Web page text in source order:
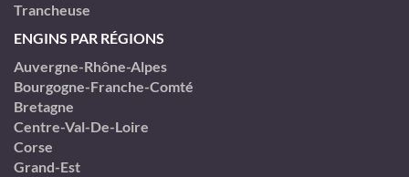
Trancheuse
ENGINS PAR RÉGIONS
Auvergne-Rhône-Alpes
Bourgogne-Franche-Comté
Bretagne
Centre-Val-De-Loire
Corse
Grand-Est